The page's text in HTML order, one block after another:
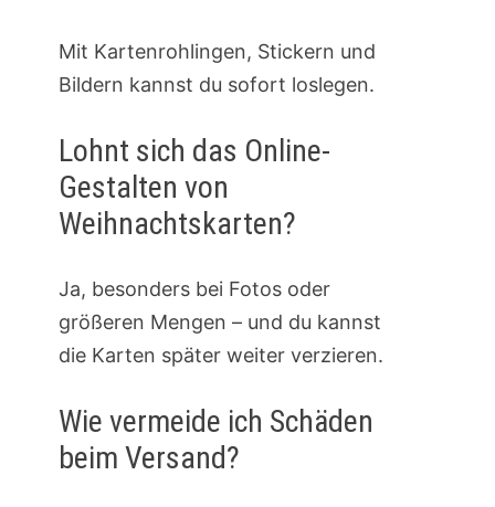
Mit Kartenrohlingen, Stickern und
Bildern kannst du sofort loslegen.
Lohnt sich das Online-
Gestalten von
Weihnachtskarten?
Ja, besonders bei Fotos oder
größeren Mengen – und du kannst
die Karten später weiter verzieren.
Wie vermeide ich Schäden
beim Versand?